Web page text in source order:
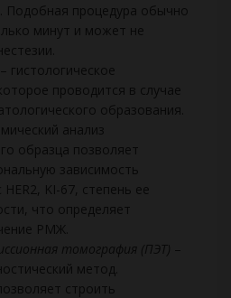
Подобная процедура обычно
минут и может не
– гистологическое
проводится в случае
образования.
анализ
образца позволяет
зависимость
HER2, KI-67, степень ее
что определяет
РМЖ.
томография (ПЭТ) –
метод.
строить